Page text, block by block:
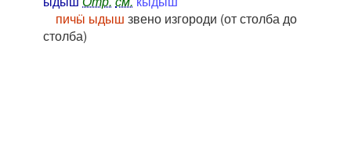
пичӹ ыдыш звено изгороди (от столба до
столба)